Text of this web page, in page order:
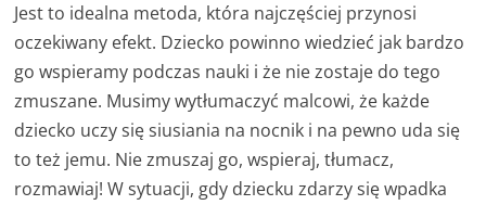
Jest to idealna metoda, która najczęściej przynosi
oczekiwany efekt. Dziecko powinno wiedzieć jak bardzo
go wspieramy podczas nauki i że nie zostaje do tego
zmuszane. Musimy wytłumaczyć malcowi, że każde
dziecko uczy się siusiania na nocnik i na pewno uda się
to też jemu. Nie zmuszaj go, wspieraj, tłumacz,
rozmawiaj! W sytuacji, gdy dziecku zdarzy się wpadka